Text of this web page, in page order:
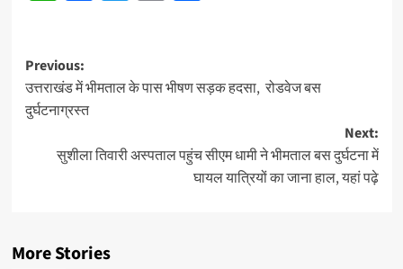
Post
navigation
Previous:
उत्तराखंड में भीमताल के पास भीषण सड़क हदसा, रोडवेज बस
दुर्घटनाग्रस्त
Next:
सुशीला तिवारी अस्पताल पहुंच सीएम धामी ने भीमताल बस दुर्घटना में
घायल यात्रियों का जाना हाल, यहां पढ़े
More Stories